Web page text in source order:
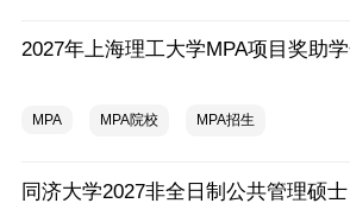
MPA MPA院校 MPA招生